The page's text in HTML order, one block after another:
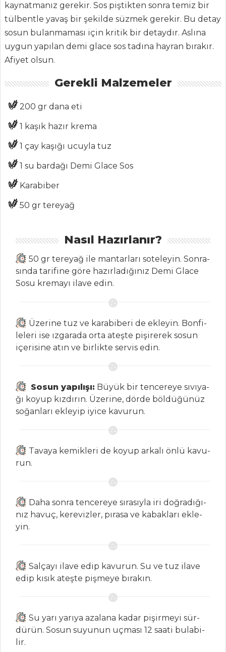
ŞEFİN TARİFLERİ
MENÜLER
Tüm
Kategoriler
SALATALAR
TAZE PATATES
SALATASI
KÖZLENMİŞ
SEBZE SALATASI
ELMALI ESMER
PİRİNÇ SALATASI
Tarifleri
PILAV VE
MAKARNA
EZOGELİN
PİLAVI (KİLİS)
Pilav ve Makarna
Tüm Tarifleri
Kremalı Yörük
Çiğ Semiz Otu
Çorbası
Tarifleri
Paşa Mezesi
kaynatmanız gerekir. Sos piştikten sonra temiz bir
tülbentle yavaş bir şekilde süzmek gerekir. Bu detay
sosun bulanmaması için kritik bir detaydır. Aslına
uygun yapılan demi glace sos tadına hayran bırakır.
Afiyet olsun.
Gerekli Malzemeler
200 gr dana eti
1 kaşık hazır krema
1 çay kaşığı ucuyla tuz
1 su bardağı Demi Glace Sos
Karabiber
50 gr tereyağ
Nasıl Hazırlanır?
50 gr te­re­yağ ile man­tar­la­rı so­te­le­yin. Son­ra­
sın­da ta­ri­fi­ne gö­re ha­zır­la­dı­ğı­nız De­mi Gla­ce
So­su kre­ma­yı ila­ve edin.
Üze­ri­ne tuz ve ka­ra­bi­be­ri de ek­le­yin. Bon­fi­
le­le­ri ise ız­ga­ra­da or­ta ateş­te pi­şi­re­rek so­sun
içe­ri­si­ne atın ve bir­lik­te ser­vis edin.
So­sun ya­pı­lı­şı: Bü­yük bir ten­ce­re­ye sı­vı­ya­
ğı ko­yup kız­dı­rın. Üze­ri­ne, dör­de böl­dü­ğü­nüz
so­ğan­la­rı ek­le­yip iyi­ce ka­vu­run.
Ta­va­ya ke­mik­le­ri de ko­yup ar­ka­lı ön­lü ka­vu­
run.
Da­ha son­ra ten­ce­re­ye sı­ra­sıy­la iri doğ­ra­dı­ğı­
nız ha­vuç, ke­re­viz­ler, pı­ra­sa ve ka­bak­la­rı ek­le­
yin.
Sal­ça­yı ila­ve edip ka­vu­run. Su ve tuz ila­ve
edip kı­sık ateş­te piş­me­ye bı­ra­kın.
Su ya­rı ya­rı­ya aza­la­na ka­dar pi­şir­me­yi sür­
dü­rün. So­sun su­yu­nun uç­ma­sı 12 saa­ti bu­la­bi­
lir.